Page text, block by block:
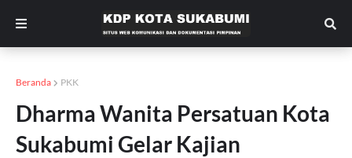
Beranda PKK
Dharma Wanita Persatuan Kota
Sukabumi Gelar Kajian